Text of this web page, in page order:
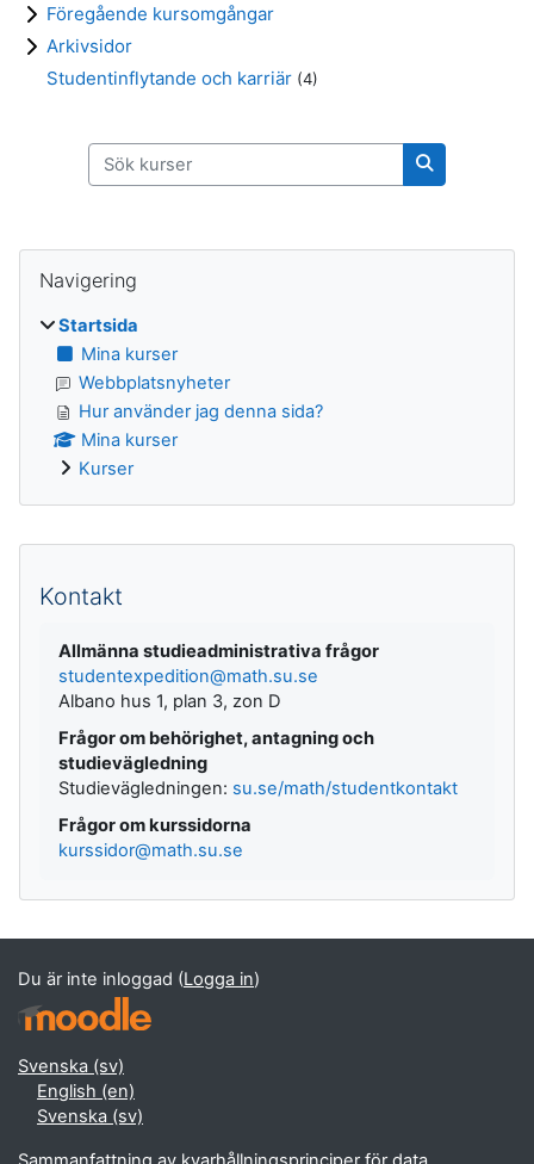
Föregående kursomgångar
Arkivsidor
Studentinflytande och karriär (4)
Sök kurser
Sök kurser
Block
Navigering
Startsida
Mina kurser
Webbplatsnyheter
Hur använder jag denna sida?
Mina kurser
Kurser
Kompletterande block
Kontakt
Allmänna studieadministrativa frågor
studentexpedition@math.su.se
Albano hus 1, plan 3, zon D
Frågor om behörighet, antagning och
studievägledning
Studievägledningen: su.se/math/studentkontakt
Frågor om kurssidorna
kurssidor@math.su.se
Du är inte inloggad (Logga in)
Svenska ‎(sv)‎
English ‎(en)‎
Svenska ‎(sv)‎